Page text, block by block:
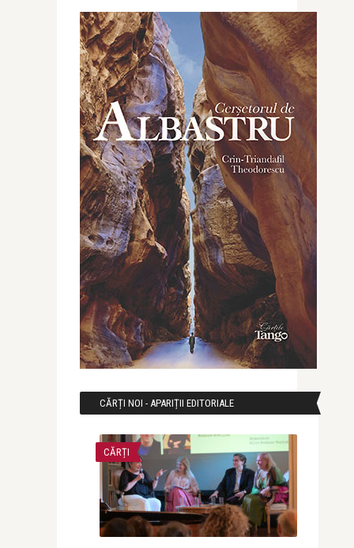
CĂRȚI NOI - APARIȚII EDITORIALE
CĂRȚI